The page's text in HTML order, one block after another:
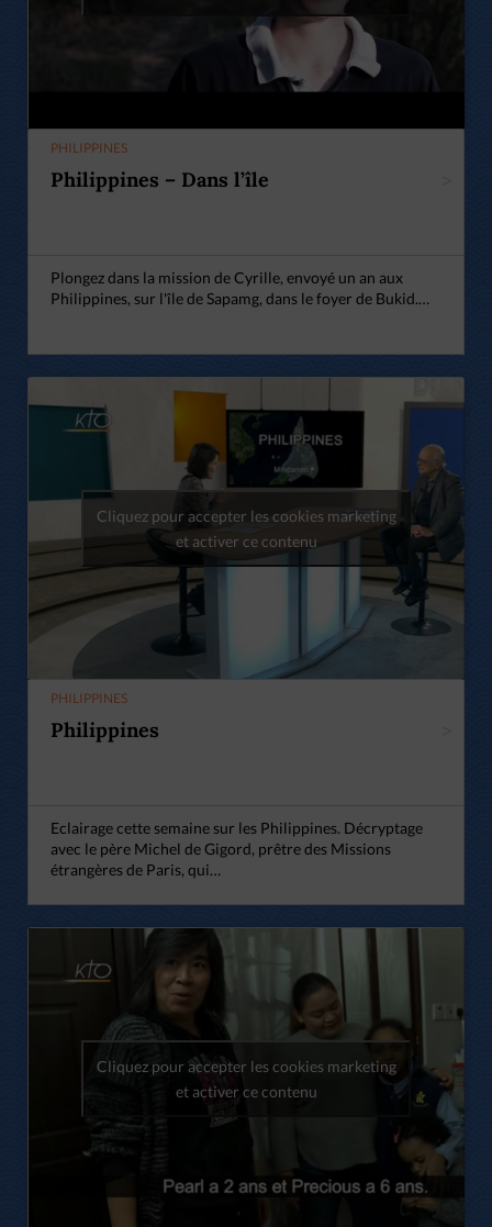
PHILIPPINES
Philippines – Dans l’île
Plongez dans la mission de Cyrille, envoyé un an aux
Philippines, sur l'île de Sapamg, dans le foyer de Bukid.…
Cliquez pour accepter les cookies marketing
et activer ce contenu
PHILIPPINES
Philippines
Eclairage cette semaine sur les Philippines. Décryptage
avec le père Michel de Gigord, prêtre des Missions
étrangères de Paris, qui…
Cliquez pour accepter les cookies marketing
et activer ce contenu